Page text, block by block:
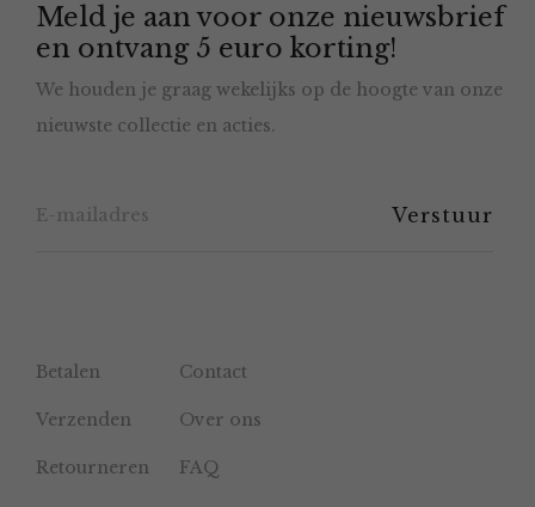
Meld je aan voor onze nieuwsbrief
en ontvang 5 euro korting!
We houden je graag wekelijks op de hoogte van onze
nieuwste collectie en acties.
Betalen Contact
Verzenden Over ons
Retourneren FAQ